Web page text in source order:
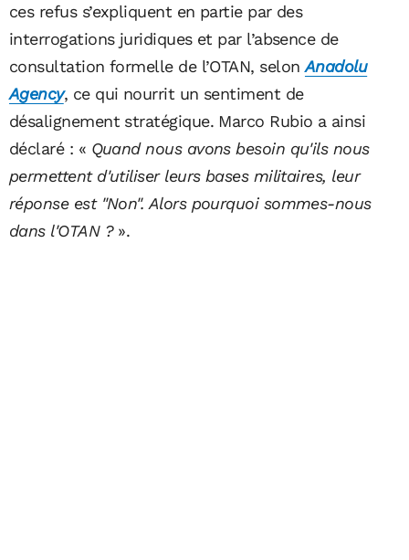
ces refus s’expliquent en partie par des
interrogations juridiques et par l’absence de
consultation formelle de l’OTAN, selon Anadolu
Agency, ce qui nourrit un sentiment de
désalignement stratégique. Marco Rubio a ainsi
déclaré : « Quand nous avons besoin qu'ils nous
permettent d'utiliser leurs bases militaires, leur
réponse est "Non". Alors pourquoi sommes-nous
dans l'OTAN ?».